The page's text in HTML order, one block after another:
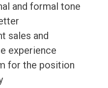
and formal tone
sales and
experience
for the position